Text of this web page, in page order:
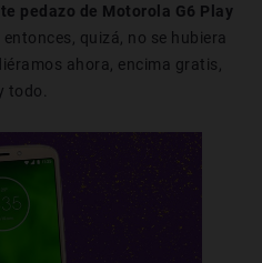
pedazo de Motorola G6 Play
quizá, no se hubiera
ahora, encima gratis,
todo.